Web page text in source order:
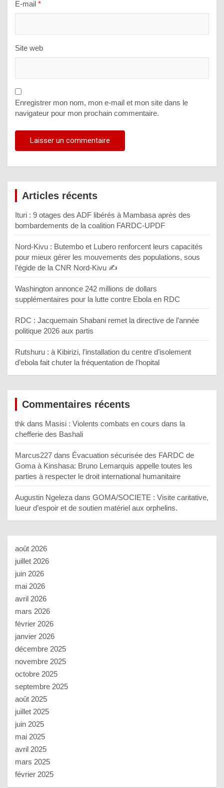
E-mail *
Site web
Enregistrer mon nom, mon e-mail et mon site dans le
navigateur pour mon prochain commentaire.
Articles récents
Ituri : 9 otages des ADF libérés à Mambasa après des
bombardements de la coalition FARDC-UPDF
Nord-Kivu : Butembo et Lubero renforcent leurs capacités
pour mieux gérer les mouvements des populations, sous
l’égide de la CNR Nord-Kivu ✍️
Washington annonce 242 millions de dollars
supplémentaires pour la lutte contre Ebola en RDC
RDC : Jacquemain Shabani remet la directive de l’année
politique 2026 aux partis
Rutshuru : à Kibirizi, l’installation du centre d’isolement
d’ebola fait chuter la fréquentation de l’hopital
Commentaires récents
thk dans Masisi : Violents combats en cours dans la
chefferie des Bashali
Marcus227 dans Évacuation sécurisée des FARDC de
Goma à Kinshasa: Bruno Lemarquis appelle toutes les
parties à respecter le droit international humanitaire
Augustin Ngeleza dans GOMA/SOCIETE : Visite caritative,
lueur d’espoir et de soutien matériel aux orphelins.
août 2026
juillet 2026
juin 2026
mai 2026
avril 2026
mars 2026
février 2026
janvier 2026
décembre 2025
novembre 2025
octobre 2025
septembre 2025
août 2025
juillet 2025
juin 2025
mai 2025
avril 2025
mars 2025
février 2025